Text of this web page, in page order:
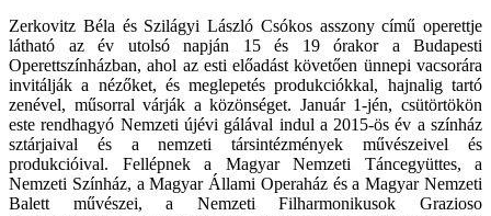
Zerkovitz Béla és Szilágyi László Csókos asszony című operettje
látható az év utolsó napján 15 és 19 órakor a Budapesti
Operettszínházban, ahol az esti előadást követően ünnepi vacsorára
invitálják a nézőket, és meglepetés produkciókkal, hajnalig tartó
zenével, műsorral várják a közönséget. Január 1-jén, csütörtökön
este rendhagyó Nemzeti újévi gálával indul a 2015-ös év a színház
sztárjaival és a nemzeti társintézmények művészeivel és
produkcióival. Fellépnek a Magyar Nemzeti Táncegyüttes, a
Nemzeti Színház, a Magyar Állami Operaház és a Magyar Nemzeti
Balett művészei, a Nemzeti Filharmonikusok Grazioso